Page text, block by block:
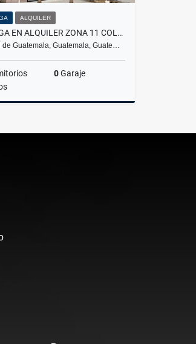
ALQUILER
BODEGA EN ALQUILER ZONA 11 COLONIA EL PROGRESO
Guatemala, Guatemala, Guate…
0Garaje
US$6,000